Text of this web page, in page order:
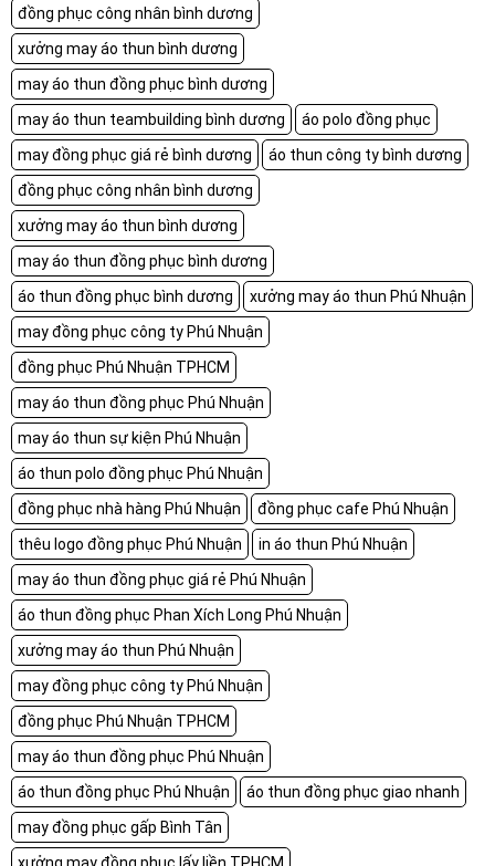
đồng phục công nhân bình dương
xưởng may áo thun bình dương
may áo thun đồng phục bình dương
may áo thun teambuilding bình dương
áo polo đồng phục
may đồng phục giá rẻ bình dương
áo thun công ty bình dương
đồng phục công nhân bình dương
xưởng may áo thun bình dương
may áo thun đồng phục bình dương
áo thun đồng phục bình dương
xưởng may áo thun Phú Nhuận
may đồng phục công ty Phú Nhuận
đồng phục Phú Nhuận TPHCM
may áo thun đồng phục Phú Nhuận
may áo thun sự kiện Phú Nhuận
áo thun polo đồng phục Phú Nhuận
đồng phục nhà hàng Phú Nhuận
đồng phục cafe Phú Nhuận
thêu logo đồng phục Phú Nhuận
in áo thun Phú Nhuận
may áo thun đồng phục giá rẻ Phú Nhuận
áo thun đồng phục Phan Xích Long Phú Nhuận
xưởng may áo thun Phú Nhuận
may đồng phục công ty Phú Nhuận
đồng phục Phú Nhuận TPHCM
may áo thun đồng phục Phú Nhuận
áo thun đồng phục Phú Nhuận
áo thun đồng phục giao nhanh
may đồng phục gấp Bình Tân